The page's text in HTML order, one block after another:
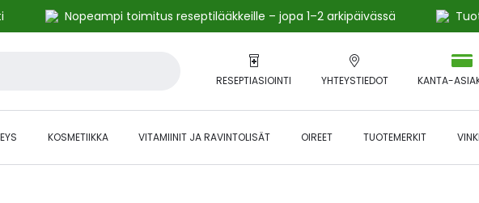
Nopeampi toimitus reseptilääkkeille – jopa 1–2 arkipäivässä
RESEPTIASIOINTI YHTEYSTIEDOT KANTA-
KOSMETIIKKA VITAMIINIT JA RAVINTOLISÄT OIREET TUOTEMERKIT